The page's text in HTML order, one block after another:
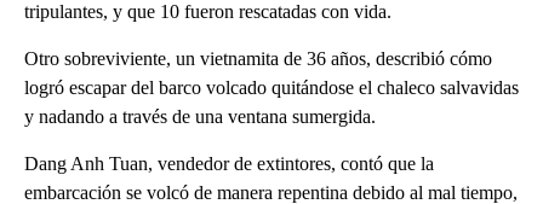
tripulantes, y que 10 fueron rescatadas con vida.
Otro sobreviviente, un vietnamita de 36 años, describió cómo
logró escapar del barco volcado quitándose el chaleco salvavidas
y nadando a través de una ventana sumergida.
Dang Anh Tuan, vendedor de extintores, contó que la
embarcación se volcó de manera repentina debido al mal tiempo,